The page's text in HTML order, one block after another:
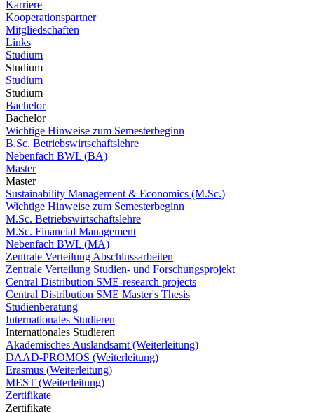
Karriere
Kooperationspartner
Mitgliedschaften
Links
Studium
Studium
Studium
Studium
Bachelor
Bachelor
Wichtige Hinweise zum Semesterbeginn
B.Sc. Betriebswirtschaftslehre
Nebenfach BWL (BA)
Master
Master
Sustainability Management & Economics (M.Sc.)
Wichtige Hinweise zum Semesterbeginn
M.Sc. Betriebswirtschaftslehre
M.Sc. Financial Management
Nebenfach BWL (MA)
Zentrale Verteilung Abschlussarbeiten
Zentrale Verteilung Studien- und Forschungsprojekt
Central Distribution SME-research projects
Central Distribution SME Master's Thesis
Studienberatung
Internationales Studieren
Internationales Studieren
Akademisches Auslandsamt (Weiterleitung)
DAAD-PROMOS (Weiterleitung)
Erasmus (Weiterleitung)
MEST (Weiterleitung)
Zertifikate
Zertifikate